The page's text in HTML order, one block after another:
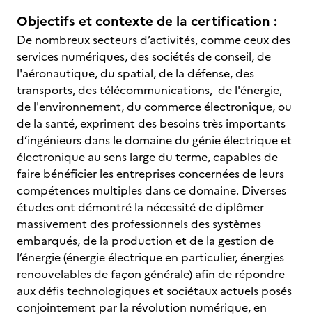
Objectifs et contexte de la certification :
De nombreux secteurs d’activités, comme ceux des
services numériques, des sociétés de conseil, de
l'aéronautique, du spatial, de la défense, des
transports, des télécommunications, de l'énergie,
de l'environnement, du commerce électronique, ou
de la santé, expriment des besoins très importants
d’ingénieurs dans le domaine du génie électrique et
électronique au sens large du terme, capables de
faire bénéficier les entreprises concernées de leurs
compétences multiples dans ce domaine. Diverses
études ont démontré la nécessité de diplômer
massivement des professionnels des systèmes
embarqués, de la production et de la gestion de
l’énergie (énergie électrique en particulier, énergies
renouvelables de façon générale) afin de répondre
aux défis technologiques et sociétaux actuels posés
conjointement par la révolution numérique, en